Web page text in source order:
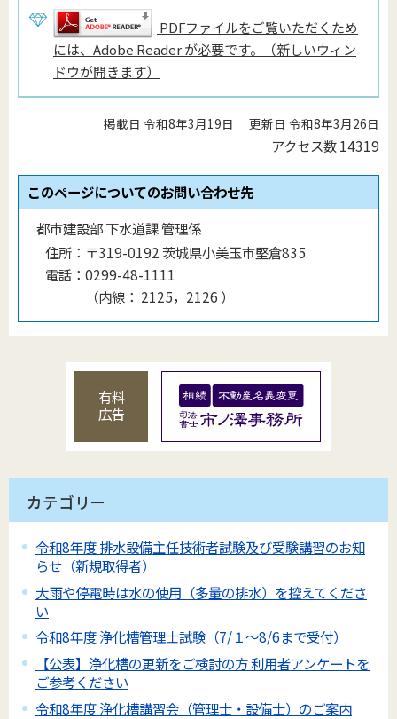
PDFファイルをご覧いただくため
には、Adobe Reader が必要です。（新しいウィン
ドウが開きます）
掲載日 令和8年3月19日 更新日 令和8年3月26日
アクセス数14319
このページについてのお問い合わせ先
都市建設部 下水道課 管理係
住所： 〒319-0192 茨城県小美玉市堅倉835
電話： 0299-48-1111
（内線 ： 2125，2126 ）
有料
広告
カテゴリー
令和8年度 排水設備主任技術者試験及び受験講習のお知
らせ（新規取得者）
大雨や停電時は水の使用（多量の排水）を控えてくださ
い
令和8年度 浄化槽管理士試験（7/１～8/6まで受付）
【公表】浄化槽の更新をご検討の方 利用者アンケートを
ご参考ください
令和8年度 浄化槽講習会（管理士・設備士）のご案内